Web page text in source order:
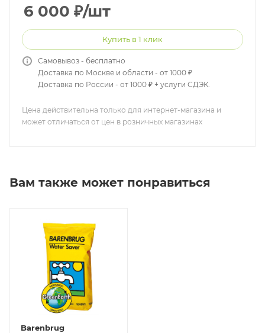
6 000 ₽/шт
Купить в 1 клик
Самовывоз - бесплатно
Доставка по Москве и области - от 1000 ₽
Доставка по России - от 1000 ₽ + услуги СДЭК.
Цена действительна только для интернет-магазина и
может отличаться от цен в розничных магазинах
Вам также может понравиться
Barenbrug